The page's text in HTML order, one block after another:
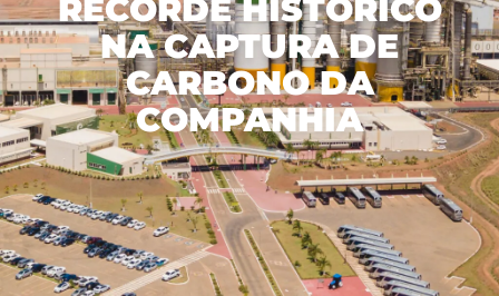
Recusar não essenciais
Aceitar todos
Salvar preferências
工业
可再生能源发电
综合物流
创新
EBLOG
Tabela de Preços
水资源
生物多样性
绿色能源
社区行动
巴西埃尔多拉多（Eldorado Brasil）在社区
软件
诚信计划
巴西埃尔多拉多
About Ethics Line
计划
内部控制
Hotline Channel
财务报表
资产负债表
对市场的公告
请与投资者关系人员联系
与我们共事
我们的人员
招聘信息
我想成为供应商
通信室
内容中心
媒体工具包
新闻稿
中文
PT
RECORDE HISTÓRICO
NA CAPTURA DE
CARBONO DA
COMPANHIA